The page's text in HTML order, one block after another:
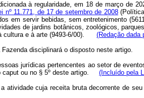
à regularidade, em 18 de março de
nº 11.771, de 17 de setembro de 2008(Política
em servir bebidas, sem entretenimento
de jardins botânicos, zoológicos,
à cultura e à arte (9493-6/00). (Redação dada
Fazenda disciplinará o disposto neste artigo.
jurídicas pertencentes ao setor de
caput ou no § 5º deste artigo. (Incluído pela
atividade cuja receita bruta decorrente de